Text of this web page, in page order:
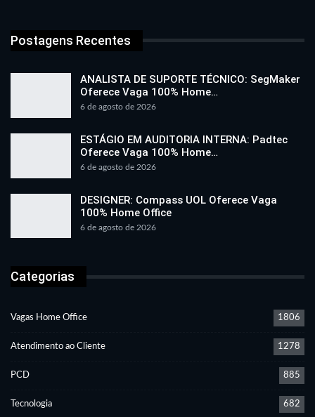
Postagens Recentes
ANALISTA DE SUPORTE TÉCNICO: SegMaker
Oferece Vaga 100% Home…
6 de agosto de 2026
ESTÁGIO EM AUDITORIA INTERNA: Padtec
Oferece Vaga 100% Home…
6 de agosto de 2026
DESIGNER: Compass UOL Oferece Vaga
100% Home Office
6 de agosto de 2026
Categorias
Vagas Home Office 1806
Atendimento ao Cliente 1278
PCD 885
Tecnologia 682